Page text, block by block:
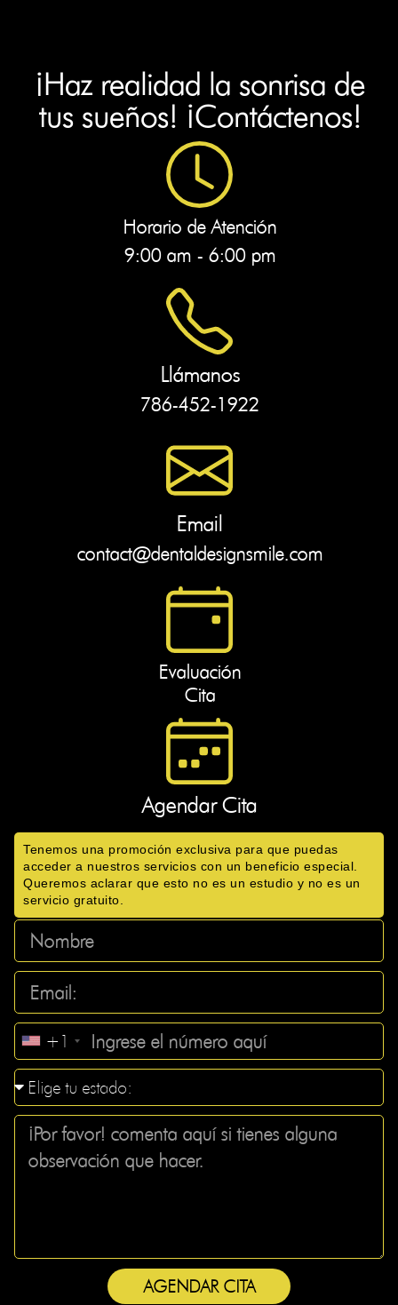
¡Haz realidad la sonrisa de
tus sueños! ¡Contáctenos!
Horario de Atención
9:00 am - 6:00 pm
Llámanos
786-452-1922
Email
contact@dentaldesignsmile.com
Evaluación
Cita
Agendar Cita
Tenemos una promoción exclusiva para que puedas
acceder a nuestros servicios con un beneficio especial.
Queremos aclarar que esto no es un estudio y no es un
servicio gratuito.
+1
AGENDAR CITA